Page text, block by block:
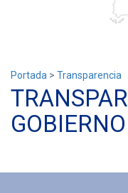
Portada > Transparencia
GOBIERNO